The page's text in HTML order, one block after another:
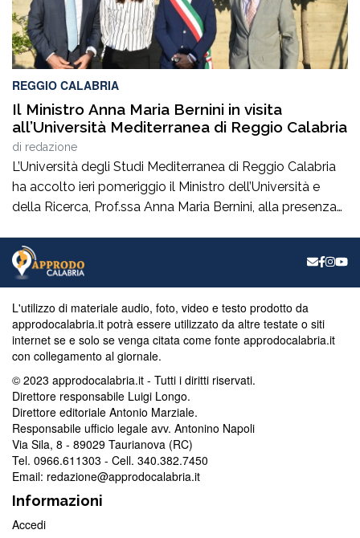
REGGIO CALABRIA
Il Ministro Anna Maria Bernini in visita
all’Università Mediterranea di Reggio Calabria
di redazione
L’Università degli Studi Mediterranea di Reggio Calabria
ha accolto ieri pomeriggio il Ministro dell’Università e
della Ricerca, Prof.ssa Anna Maria Bernini, alla presenza
arrivo, il Ministro ha inaugurato un nuovo spazio verde
denominato “Oasi Mediterranea”, realizzato dall’Unità
Verde e Decoro di Ateneo con l’ausilio delle maestranze
[…]
L'utilizzo di materiale audio, foto, video e testo prodotto da
approdocalabria.it potrà essere utilizzato da altre testate o siti
internet se e solo se venga citata come fonte approdocalabria.it
con collegamento al giornale.
© 2023 approdocalabria.it - Tutti i diritti riservati.
Direttore responsabile Luigi Longo.
Direttore editoriale Antonio Marziale.
Responsabile ufficio legale avv. Antonino Napoli
Via Sila, 8 - 89029 Taurianova (RC)
Tel. 0966.611303 - Cell. 340.382.7450
Email: redazione@approdocalabria.it
Informazioni
Accedi